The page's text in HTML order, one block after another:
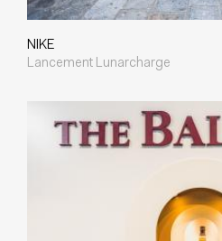
NIKE
Lancement Lunarcharge